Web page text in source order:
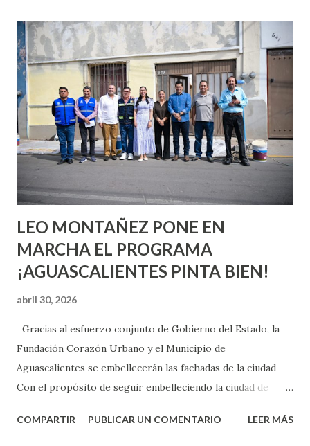
conoces ni la mitad de lo que deberías saber. Pero incluso
quienes ya han tenido relaciones sexuales no son expertos
o expertas en el tema. Siempre hay algo nuevo que
aprender y nuevas experiencias que conocer. Si eres una
chica y aún no has tenido relaciones sexuales, tal vez
pienses que el sexo será increíble y no puedas esperar para
experimentarlo, pero como cualquier persona con
experiencia te dirá, siempre es mejor cuando ambas partes
son suficientemen...
LEO MONTAÑEZ PONE EN
MARCHA EL PROGRAMA
¡AGUASCALIENTES PINTA BIEN!
abril 30, 2026
Gracias al esfuerzo conjunto de Gobierno del Estado, la
Fundación Corazón Urbano y el Municipio de
Aguascalientes se embellecerán las fachadas de la ciudad
Con el propósito de seguir embelleciendo la ciudad de
municipal, Leo Montañez dio inicio al programa
COMPARTIR PUBLICAR UN COMENTARIO LEER MÁS